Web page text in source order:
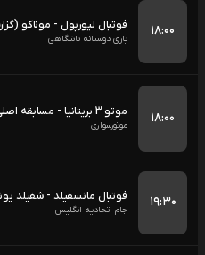
۱۸:۰۰ فوتبال لیورپول - موناکو
بازی دوستانه باشگاهی
۱۸:۰۰ موتو 3 بریتانیا - مسابقه اصلی
موتورسواری
۱۹:۳۰ فوتبال مانسفیلد - شفیلد
جام اتحادیه انگلیس